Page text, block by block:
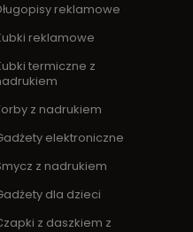
reklamowe
reklamowe
termiczne z
z nadrukiem
elektroniczne
z nadrukiem
dla dzieci
z daszkiem z